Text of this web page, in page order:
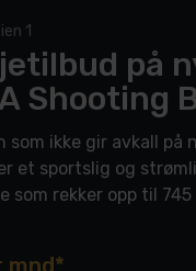
1
på
Shooting
som ikke gir avkall på
et sportslig og
som rekker opp til
bilen for deg som vil
mnd*